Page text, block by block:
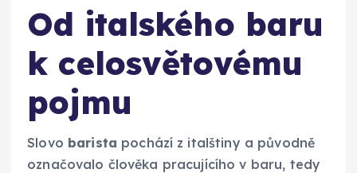
Od italského baru
k celosvětovému
pojmu
Slovo barista pochází z italštiny a původně
označovalo člověka pracujícího v baru, tedy